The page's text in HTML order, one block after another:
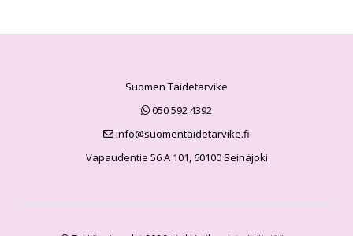
Suomen Taidetarvike
050 592 4392
info@suomentaidetarvike.fi
Vapaudentie 56 A 101, 60100 Seinäjoki